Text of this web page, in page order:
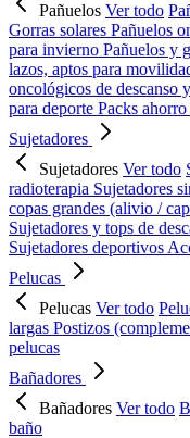
Pañuelos Ver todo
Gorras solares Pañuelos
para invierno Pañuelos y
lazos, aptos para
oncológicos de descanso
para deporte Packs
Sujetadores
Sujetadores Ver todo
radioterapia Sujetadores
copas grandes (alivio /
Sujetadores y tops de
Sujetadores deportivos
Pelucas
Pelucas Ver todo
largas Postizos
pelucas
Bañadores
Bañadores Ver todo
baño